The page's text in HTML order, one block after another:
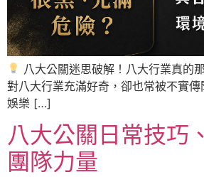
八大公關迷思破解！八大行業真的
對八大行業充滿好奇，卻也常被不實
娛樂 […]
八大公關日常技巧
團隊力量